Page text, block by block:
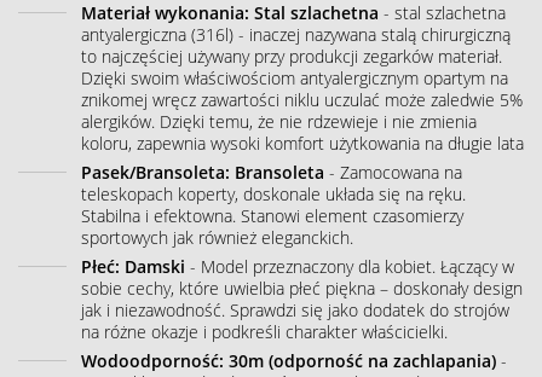
Materiał wykonania: Stal szlachetna - stal szlachetna
antyalergiczna (316l) - inaczej nazywana stalą chirurgiczną
to najczęściej używany przy produkcji zegarków materiał.
Dzięki swoim właściwościom antyalergicznym opartym na
znikomej wręcz zawartości niklu uczulać może zaledwie 5%
alergików. Dzięki temu, że nie rdzewieje i nie zmienia
koloru, zapewnia wysoki komfort użytkowania na długie lata
Pasek/Bransoleta: Bransoleta - Zamocowana na
teleskopach koperty, doskonale układa się na ręku.
Stabilna i efektowna. Stanowi element czasomierzy
sportowych jak również eleganckich.
Płeć: Damski - Model przeznaczony dla kobiet. Łączący w
sobie cechy, które uwielbia płeć piękna – doskonały design
jak i niezawodność. Sprawdzi się jako dodatek do strojów
na różne okazje i podkreśli charakter właścicielki.
Wodoodporność: 30m (odporność na zachlapania) -